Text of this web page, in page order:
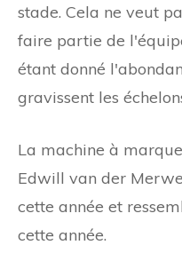
stade. Cela ne veut
faire partie de
étant donné
gravissent les
La machine à
Edwill van der
cette année et
cette année.